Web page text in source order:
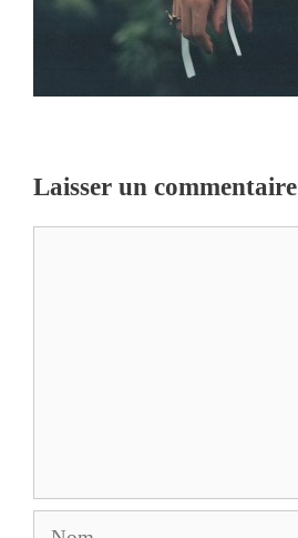
Laisser un commentaire
Nom